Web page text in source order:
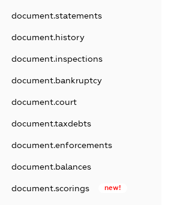
document.statements
document.history
document.inspections
document.bankruptcy
document.court
document.taxdebts
document.enforcements
document.balances
document.scorings new!